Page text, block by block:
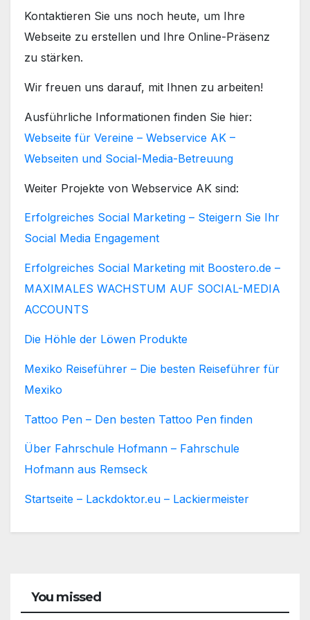
Kontaktieren Sie uns noch heute, um Ihre
Webseite zu erstellen und Ihre Online-Präsenz
zu stärken.
Wir freuen uns darauf, mit Ihnen zu arbeiten!
Ausführliche Informationen finden Sie hier:
Webseite für Vereine – Webservice AK –
Webseiten und Social-Media-Betreuung
Weiter Projekte von Webservice AK sind:
Erfolgreiches Social Marketing – Steigern Sie Ihr
Social Media Engagement
Erfolgreiches Social Marketing mit Boostero.de –
MAXIMALES WACHSTUM AUF SOCIAL-MEDIA
ACCOUNTS
Die Höhle der Löwen Produkte
Mexiko Reiseführer – Die besten Reiseführer für
Mexiko
Tattoo Pen – Den besten Tattoo Pen finden
Über Fahrschule Hofmann – Fahrschule
Hofmann aus Remseck
Startseite – Lackdoktor.eu – Lackiermeister
You missed